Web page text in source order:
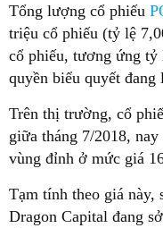
Tổng lượng cổ phiếu
triệu cổ phiếu (tỷ lệ
cổ phiếu, tương ứng tỷ
quyền biểu quyết đang
Trên thị trường, cổ
giữa tháng 7/2018,
vùng đỉnh ở mức giá
Tạm tính theo giá này,
Dragon Capital đang